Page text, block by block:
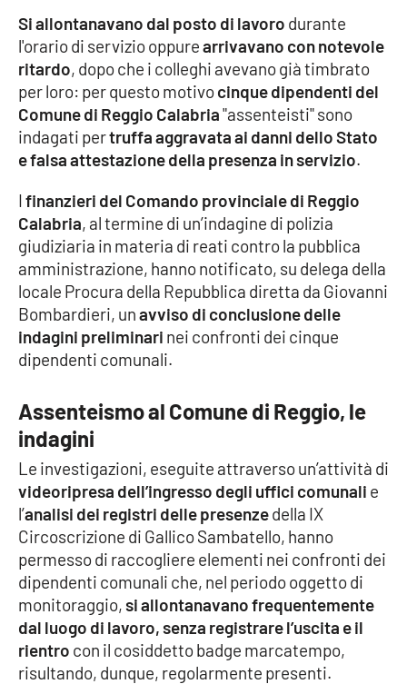
VIDEO
Ambiente
Cronaca
Cultura
Economia e Lavoro
Politica
Sanità
Società
Sport
RUBRICHE
Good Morning Vietnam
Parchi Marini Calabria
Leggendo Alvaro insieme
Imprese Di Calabria
Si allontanavano dal posto di lavoro durante
l'orario di servizio oppurearrivavano con notevole
ritardo, dopo che i colleghi avevano già timbrato
per loro: per questo motivocinque dipendenti del
Comune di Reggio Calabria"assenteisti" sono
indagati pertruffa aggravata ai danni dello Stato
e falsa attestazione della presenza in servizio.
Ifinanzieri del Comando provinciale di Reggio
Calabria, al termine di un’indagine di polizia
giudiziaria in materia di reati contro la pubblica
amministrazione, hanno notificato, su delega della
locale Procura della Repubblica diretta da Giovanni
Bombardieri, unavviso di conclusione delle
indagini preliminari nei confronti dei cinque
dipendenti comunali.
Assenteismo al Comune di Reggio, le
indagini
Le investigazioni, eseguite attraverso un’attività di
videoripresa dell’ingresso degli uffici comunali e
l’analisi dei registri delle presenzedella IX
Circoscrizione di Gallico Sambatello, hanno
permesso di raccogliere elementi nei confronti dei
dipendenti comunali che, nel periodo oggetto di
monitoraggio,si allontanavano frequentemente
dal luogo di lavoro, senza registrare l’uscita e il
rientro con il cosiddetto badge marcatempo,
risultando, dunque, regolarmente presenti.